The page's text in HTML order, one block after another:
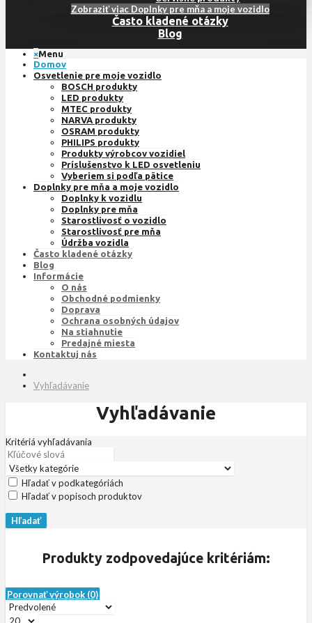
Zobraziť viac Doplnky pre mňa a moje vozidlo
Často kladené otázky
Blog
×Menu
Domov
Osvetlenie pre moje vozidlo
BOSCH produkty
LED produkty
MTEC produkty
NARVA produkty
OSRAM produkty
PHILIPS produkty
Produkty výrobcov vozidiel
Príslušenstvo k LED osvetleniu
Vyberiem si podľa pätice
Doplnky pre mňa a moje vozidlo
Doplnky k vozidlu
Doplnky pre mňa
Starostlivosť o vozidlo
Starostlivosť pre mňa
Údržba vozidla
Často kladené otázky
Blog
Informácie
O nás
Obchodné podmienky
Doprava
Ochrana osobných údajov
Na stiahnutie
Predajné miesta
Kontaktuj nás
Vyhľadávanie
Vyhľadávanie
Kritériá vyhľadávania
Hľadať v podkategóriách
Hľadať v popisoch produktov
Produkty zodpovedajúce kritériám:
Porovnať výrobok (0)